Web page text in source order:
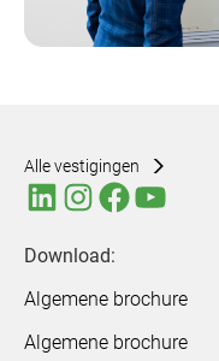
Alle vestigingen
Download:
Algemene brochure
Algemene brochure